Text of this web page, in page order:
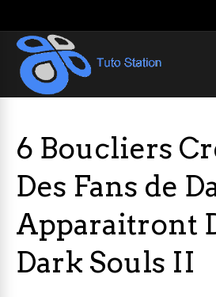
6 Boucliers
Des Fans de
Apparaitront
Dark Souls II